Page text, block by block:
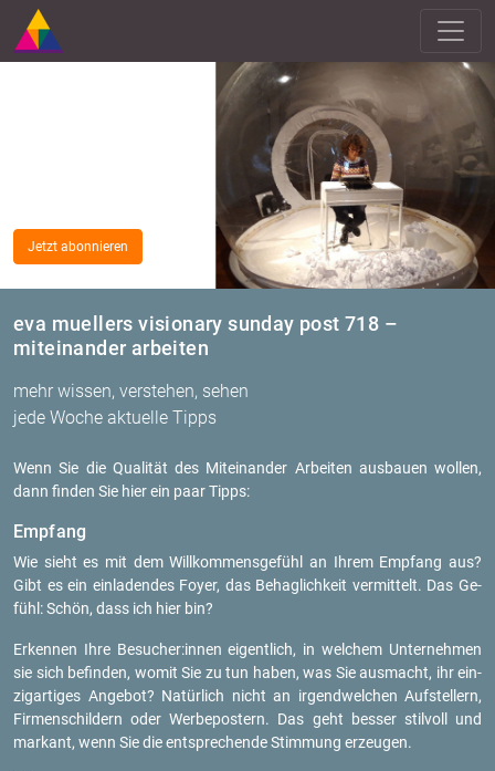
eva muellers visionary sunday post 718 –
miteinander arbeiten
mehr wissen, verstehen, sehen
jede Woche aktuelle Tipps
Jetzt abonnieren
Wenn Sie die Qua­li­tät des Mit­ein­an­der Ar­bei­ten aus­bau­en wol­len,
dann fin­den Sie hier ein paar Tipps:
Emp­fang
Wie sieht es mit dem Will­kom­mens­ge­fühl an Ihrem Emp­fang aus?
Gibt es ein ein­la­den­des Foyer, das Be­hag­lich­keit ver­mit­telt. Das Ge­
fühl: Schön, dass ich hier bin?
Er­ken­nen Ihre Be­su­cher:innen ei­gent­lich, in wel­chem Un­ter­neh­men
sie sich be­fin­den, womit Sie zu tun haben, was Sie aus­macht, ihr ein­
zig­ar­ti­ges An­ge­bot? Na­tür­lich nicht an ir­gend­wel­chen Auf­stel­lern,
Fir­men­schil­dern oder Wer­be­pos­tern. Das geht bes­ser stil­voll und
mar­kant, wenn Sie die ent­spre­chen­de Stim­mung er­zeu­gen.